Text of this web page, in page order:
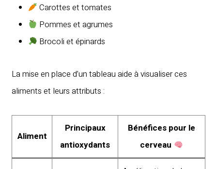
Carottes et tomates
Pommes et agrumes
Brocoli et épinards
La mise en place d’un tableau aide à visualiser ces
aliments et leurs attributs :
Aliment
Principaux
antioxydants
Bénéfices pour le
cerveau